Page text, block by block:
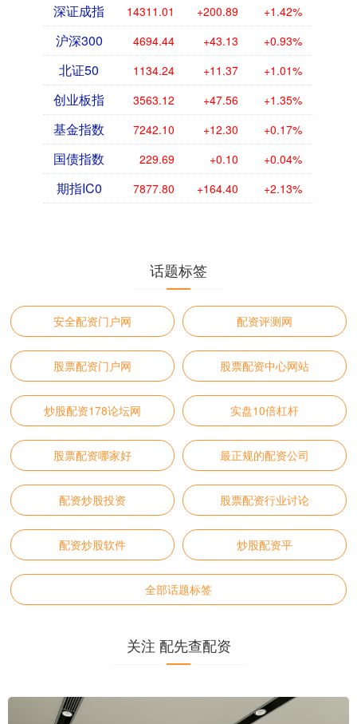
深证成指 14311.01 +200.89 +1.42%
沪深300 4694.44 +43.13 +0.93%
北证50 1134.24 +11.37 +1.01%
创业板指 3563.12 +47.56 +1.35%
基金指数 7242.10 +12.30 +0.17%
国债指数 229.69 +0.10 +0.04%
期指IC0 7877.80 +164.40 +2.13%
话题标签
安全配资门户网 配资评测网
股票配资门户网 股票配资中心网站
炒股配资178论坛网 实盘10倍杠杆
股票配资哪家好 最正规的配资公司
配资炒股投资 股票配资行业讨论
配资炒股软件 炒股配资平
全部话题标签
关注 配先查配资